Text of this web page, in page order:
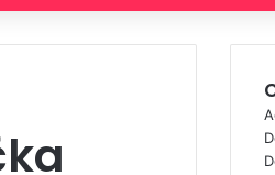
for